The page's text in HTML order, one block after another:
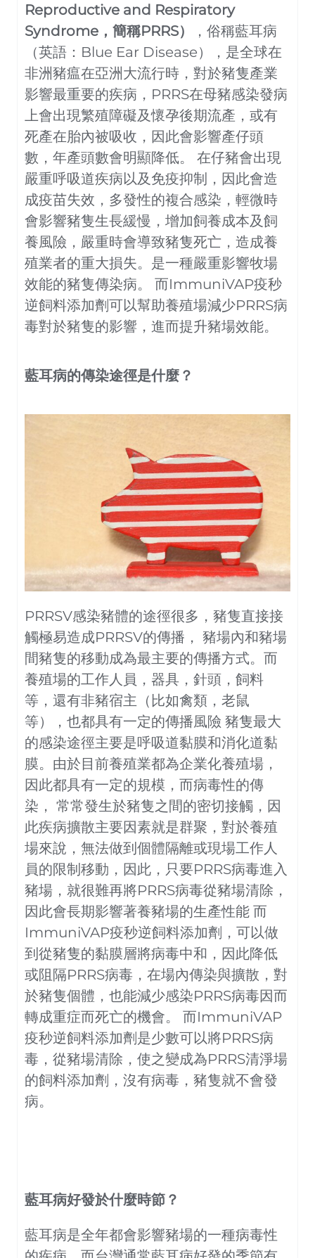
Reproductive and Respiratory
Syndrome，簡稱PRRS）
，俗稱藍耳病
（英語：Blue Ear Disease），是全球在
非洲豬瘟在亞洲大流行時，對於豬隻產業
影響最重要的疾病，PRRS在母豬感染發病
上會出現繁殖障礙及懷孕後期流產，或有
死產在胎內被吸收，因此會影響產仔頭
數，年產頭數會明顯降低。 在仔豬會出現
嚴重呼吸道疾病以及免疫抑制，因此會造
成疫苗失效，多發性的複合感染，輕微時
會影響豬隻生長緩慢，增加飼養成本及飼
養風險，嚴重時會導致豬隻死亡，造成養
殖業者的重大損失。是一種嚴重影響牧場
效能的豬隻傳染病。 而ImmuniVAP疫秒
逆飼料添加劑可以幫助養殖場減少PRRS病
毒對於豬隻的影響，進而提升豬場效能。
藍耳病的傳染途徑是什麼？
PRRSV感染豬體的途徑很多，豬隻直接接
觸極易造成PRRSV的傳播， 豬場內和豬場
間豬隻的移動成為最主要的傳播方式。而
養殖場的工作人員，器具，針頭，飼料
等，還有非豬宿主（比如禽類，老鼠
等），也都具有一定的傳播風險 豬隻最大
的感染途徑主要是呼吸道黏膜和消化道黏
膜。由於目前養殖業都為企業化養殖場，
因此都具有一定的規模，而病毒性的傳
染， 常常發生於豬隻之間的密切接觸，因
此疾病擴散主要因素就是群聚，對於養殖
場來說，無法做到個體隔離或現場工作人
員的限制移動，因此，只要PRRS病毒進入
豬場，就很難再將PRRS病毒從豬場清除，
因此會長期影響著養豬場的生產性能 而
ImmuniVAP疫秒逆飼料添加劑，可以做
到從豬隻的黏膜層將病毒中和，因此降低
或阻隔PRRS病毒，在場內傳染與擴散，對
於豬隻個體，也能減少感染PRRS病毒因而
轉成重症而死亡的機會。 而ImmuniVAP
疫秒逆飼料添加劑是少數可以將PRRS病
毒，從豬場清除，使之變成為PRRS清淨場
的飼料添加劑，沒有病毒，豬隻就不會發
病。
藍耳病好發於什麼時節？
藍耳病是全年都會影響豬場的一種病毒性